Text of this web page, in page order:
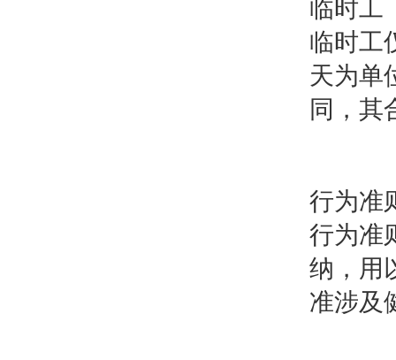
临时
临时工
天为单
同，其
行为准
行为准
纳，用
准涉及